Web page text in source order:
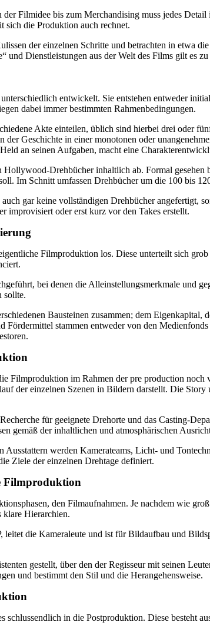
Filmidee bis zum Merchandising muss jedes
sich die Produktion auch rechnet.
der einzelnen Schritte und betrachten in etwa
und Dienstleistungen aus der Welt des Films gilt es zu
entwickelt. Sie entstehen entweder
dabei immer bestimmten Rahmenbedingungen.
Akte einteilen, üblich sind hierbei drei oder
der Geschichte in einer monotonen oder
an seinen Aufgaben, macht eine
Hollywood-Drehbücher inhaltlich ab. Formal
Im Schnitt umfassen Drehbücher um die 100 bis
gar keine vollständigen Drehbücher angefertigt,
improvisiert oder erst kurz vor den Takes erstellt.
Filmproduktion los. Diese unterteilt sich
bei denen die Alleinstellungsmerkmale und
sollte.
Bausteinen zusammen; dem
Fördermittel stammen entweder von den
Filmproduktion im Rahmen der pre production
der einzelnen Szenen in Bildern darstellt. Die
für geeignete Drehorte und das Casting-
gemäß der inhaltlichen und atmosphärischen
Ausstattern werden Kamerateams, Licht- und
Ziele der einzelnen Drehtage definiert.
Filmproduktion
den Filmaufnahmen. Je nachdem wie
klare Hierarchien.
die Kameraleute und ist für Bildaufbau und
gestellt, über den der Regisseur mit seinen
und bestimmt den Stil und die Herangehensweise.
schlussendlich in die Postproduktion. Diese besteht